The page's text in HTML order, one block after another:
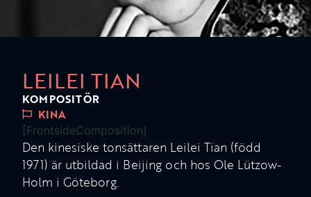
LEILEI TIAN
KOMPOSITÖR
KINA
[FrontsideComposition]
Den kinesiske tonsättaren Leilei Tian (född
1971) är utbildad i Beijing och hos Ole Lützow-
Holm i Göteborg.